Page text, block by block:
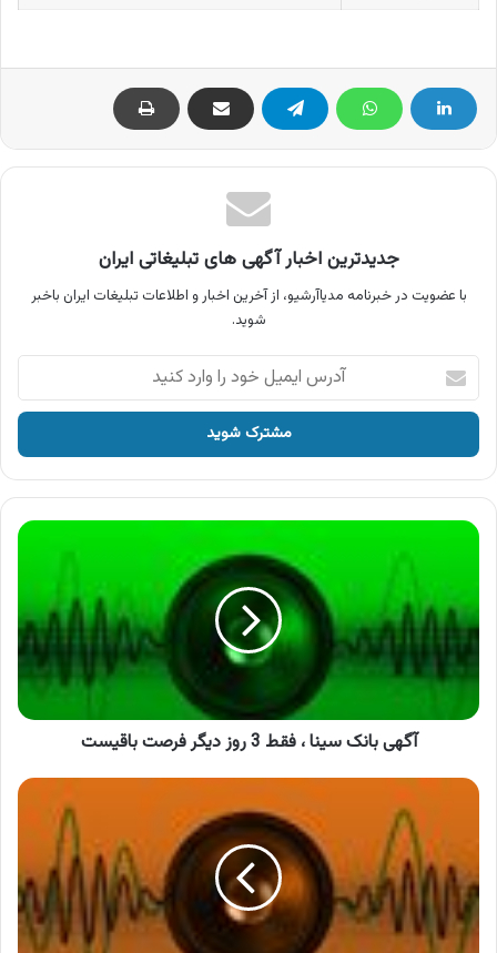
جدیدترین اخبار آگهی های تبلیغاتی ایران
با عضویت در خبرنامه مدیاآرشیو، از آخرین اخبار و اطلاعات تبلیغات ایران باخبر
شوید.
آدرس
ایمیل
خود
وارد
کنید
آگهی
فقط
روز
فرصت
آگهی بانک سینا ، فقط 3 روز دیگر فرصت باقیست
آگهی
انتخاب
شیر
سالم
و